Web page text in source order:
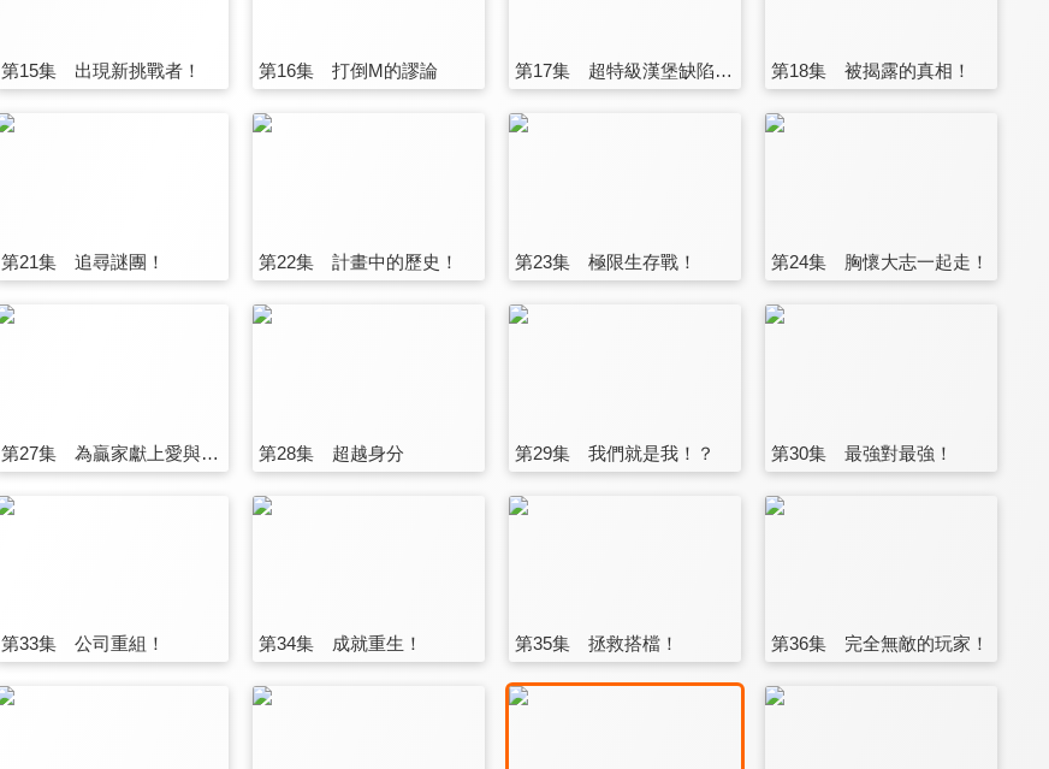
第15集 出現新挑戰者！ 第16集 打倒M的謬論 第17集 超特級漢堡缺陷者？ 第18集 被揭露的真相！
第21集 追尋謎團！ 第22集 計畫中的歷史！ 第23集 極限生存戰！ 第24集 胸懷大志一起走！
第27集 為贏家獻上愛與和平！ 第28集 超越身分 第29集 我們就是我！？ 第30集 最強對最強！
第33集 公司重組！ 第34集 成就重生！ 第35集 拯救搭檔！ 第36集 完全無敵的玩家！